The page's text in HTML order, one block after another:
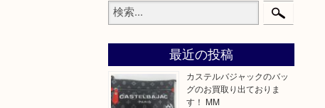
最近の投稿
カステルバジャックのバッ
グのお買取り出ておりま
す！ MM